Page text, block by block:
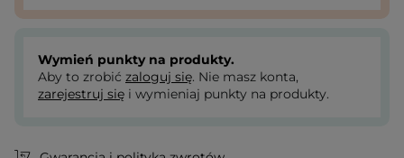
Wymień punkty na produkty.
Aby to zrobić zaloguj się. Nie masz konta,
zarejestruj się i wymieniaj punkty na produkty.